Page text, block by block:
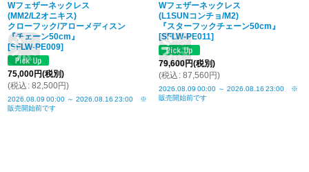
Wフェザーネックレス
(MM2/L2オニキス)
クローフック/アローメディスン
『チェーン50cm』
[SFLW-PE009]
75,000円(税別)
(税込 : 82,500円)
2026.08.09 00:00 ～ 2026.08.16 23:00 ※
販売開始前です
Wフェザーネックレス
(L1SUNコンチョ/M2)
『スターフックチェーン50cm』
[SFLW-PE011]
79,600円(税別)
(税込 : 87,560円)
2026.08.09 00:00 ～ 2026.08.16 23:00 ※
販売開始前です